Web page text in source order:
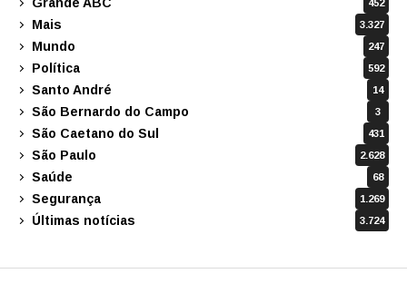
452
Mais 3.327
Mundo 247
Política 592
Santo André 14
São Bernardo do Campo 3
São Caetano do Sul 431
São Paulo 2.628
Saúde 68
Segurança 1.269
Últimas notícias 3.724